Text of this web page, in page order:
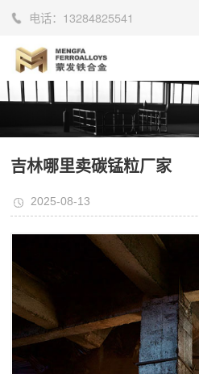
电话： 13284825541
吉林哪里卖碳锰粒厂家
2025-08-13